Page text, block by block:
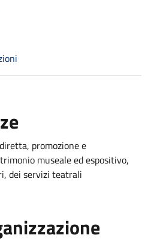
promozione e
museale ed espositivo,
dei servizi teatrali